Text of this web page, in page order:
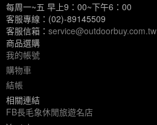
每周一~五 早上9：00~下午6：00
客服專線：(02)-89145509
客服信箱： service@outdoorbuy.com.tw
商品選購
我的帳號
購物車
結帳
相關連結
FB長毛象休閒旅遊名店